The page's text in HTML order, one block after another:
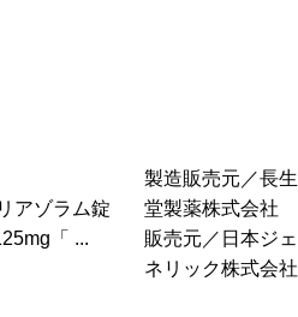
アゾラム錠
「 ...
製造販売元／長生
堂製薬株式会社
販売元／日本ジェ
ネリック株式会社